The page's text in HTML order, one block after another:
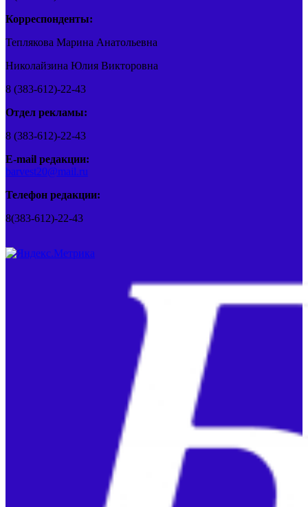
Корреспонденты:
Теплякова Марина Анатольевна
Николайзина Юлия Викторовна
8 (383-612)-22-43
Отдел рекламы:
8 (383-612)-22-43
E-mail редакции:
barvest20@mail.ru
Телефон редакции:
8(383-612)-22-43